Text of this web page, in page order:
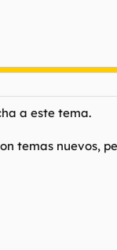
a este tema.
temas nuevos,